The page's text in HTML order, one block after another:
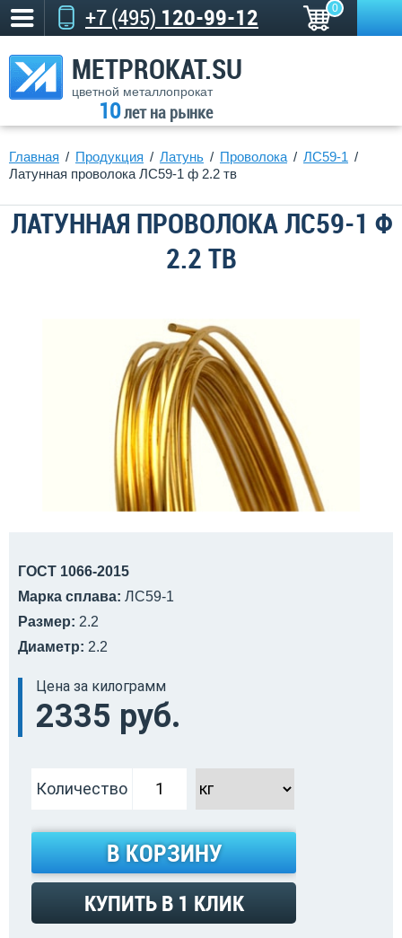
+7 (495) 120-99-12 0
METPROKAT.SU
цветной металлопрокат
10лет на рынке
Главная Продукция Латунь Проволока
ЛС59-1
Латунная проволока ЛС59-1 ф 2.2 тв
ЛАТУННАЯ ПРОВОЛОКА ЛС59-1 Ф
2.2 ТВ
ГОСТ 1066-2015
Марка сплава: ЛС59-1
Размер: 2.2
Диаметр: 2.2
Цена за килограмм
2335 руб.
Количество
В КОРЗИНУ
КУПИТЬ В 1 КЛИК